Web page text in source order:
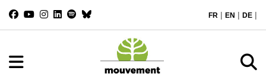
FR | EN | DE |